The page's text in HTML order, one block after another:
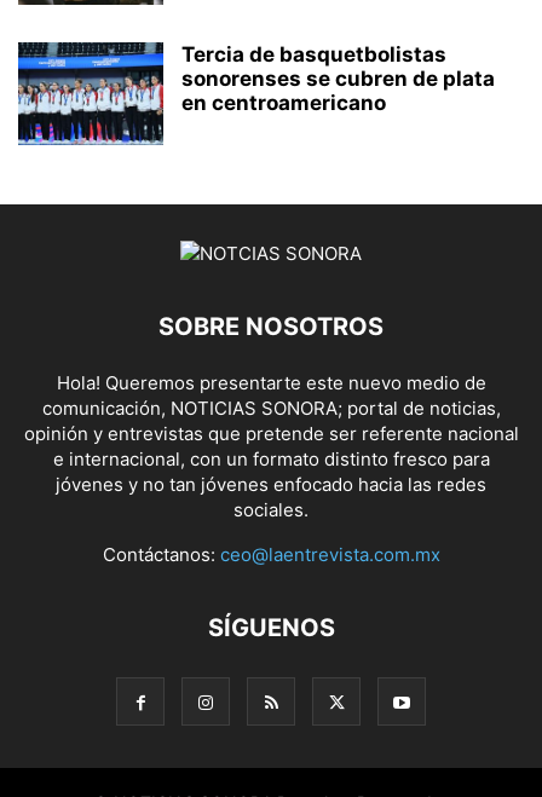
Tercia de basquetbolistas
sonorenses se cubren de plata
en centroamericano
SOBRE NOSOTROS
Hola! Queremos presentarte este nuevo medio de
comunicación, NOTICIAS SONORA; portal de noticias,
opinión y entrevistas que pretende ser referente nacional
e internacional, con un formato distinto fresco para
jóvenes y no tan jóvenes enfocado hacia las redes
sociales.
Contáctanos: ceo@laentrevista.com.mx
SÍGUENOS